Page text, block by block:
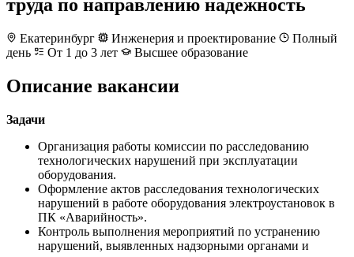
труда по направлению надежность
Екатеринбург Инженерия и проектирование
Полный
день
От 1 до 3 лет Высшее образование
Описание вакансии
Задачи
Организация работы комиссии по расследованию
технологических нарушений при эксплуатации
оборудования.
Оформление актов расследования технологических
нарушений в работе оборудования электроустановок в
ПК «Аварийность».
Контроль выполнения мероприятий по устранению
нарушений, выявленных надзорными органами и